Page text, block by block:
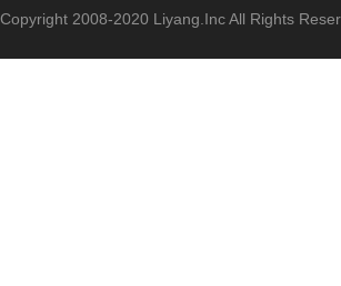
Copyright 2008-2020 Liyang.Inc All Rights